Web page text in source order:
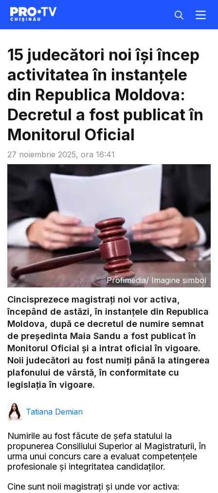
27 noiembrie 2025, ora 16:41
15 judecători noi își încep
activitatea în instanțele
din Republica Moldova:
Decretul a fost publicat în
Monitorul Oficial
Profimedia/ Imagine simbol
Cincisprezece magistrați noi vor activa,
începând de astăzi, în instanțele din Republica
Moldova, după ce decretul de numire semnat
de președinta Maia Sandu a fost publicat în
Monitorul Oficial și a intrat oficial în vigoare.
Noii judecători au fost numiți până la atingerea
plafonului de vârstă, în conformitate cu
legislația în vigoare.
Tatiana Demian
Numirile au fost făcute de șefa statului la
propunerea Consiliului Superior al Magistraturii, în
urma unui concurs care a evaluat competențele
profesionale și integritatea candidaților.
Cine sunt noii magistrați și unde vor activa: